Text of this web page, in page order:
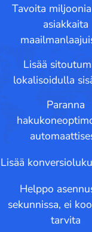
Tavoita
asiakkaita
Lisää
lokalisoidulla
Paranna
Lisää
Helppo
sekunnissa, ei
tarvita